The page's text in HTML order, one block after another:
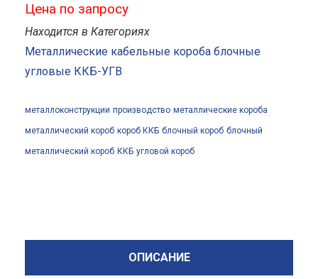
Цена по запросу
Находится в Категориях
Металлические кабельные короба блочные
угловые ККБ-УГВ
металлоконструкции производство металлические короба
металлический короб короб ККБ блочный короб блочный
металлический короб ККБ угловой короб
ОПИСАНИЕ